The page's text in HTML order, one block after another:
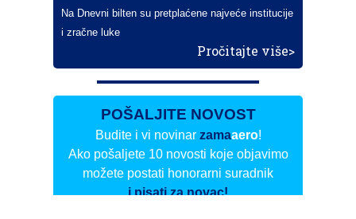
Na Dnevni bilten su pretplaćene najveće institucije
i zračne luke
Pročitajte više>
POŠALJITE NOVOST
Budite i vi novinar zamaaero!
Ako pošaljete 10 novosti koje objavimo
možete postati honorarni suradnik
i pisati za novac!